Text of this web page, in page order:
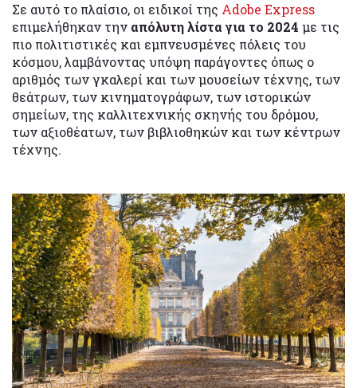
Σε αυτό το πλαίσιο, οι ειδικοί της Adobe Express
επιμελήθηκαν την απόλυτη λίστα για το 2024 με τις
πιο πολιτιστικές και εμπνευσμένες πόλεις του
κόσμου, λαμβάνοντας υπόψη παράγοντες όπως ο
αριθμός των γκαλερί και των μουσείων τέχνης, των
θεάτρων, των κινηματογράφων, των ιστορικών
σημείων, της καλλιτεχνικής σκηνής του δρόμου,
των αξιοθέατων, των βιβλιοθηκών και των κέντρων
τέχνης.